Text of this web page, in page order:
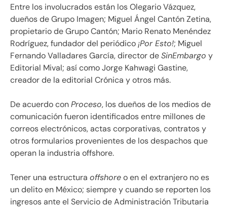
Entre los involucrados están los Olegario Vázquez,
dueños de Grupo Imagen; Miguel Ángel Cantón Zetina,
propietario de Grupo Cantón; Mario Renato Menéndez
Rodríguez, fundador del periódico¡Por Esto!; Miguel
Fernando Valladares García, director deSinEmbargo y
Editorial Mival; así como Jorge Kahwagi Gastine,
creador de la editorial Crónica y otros más.
De acuerdo conProceso, los dueños de los medios de
comunicación fueron identificados entre millones de
correos electrónicos, actas corporativas, contratos y
otros formularios provenientes de los despachos que
operan la industria offshore.
Tener una estructura offshoreo en el extranjero no es
un delito en México; siempre y cuando se reporten los
ingresos ante el Servicio de Administración Tributaria